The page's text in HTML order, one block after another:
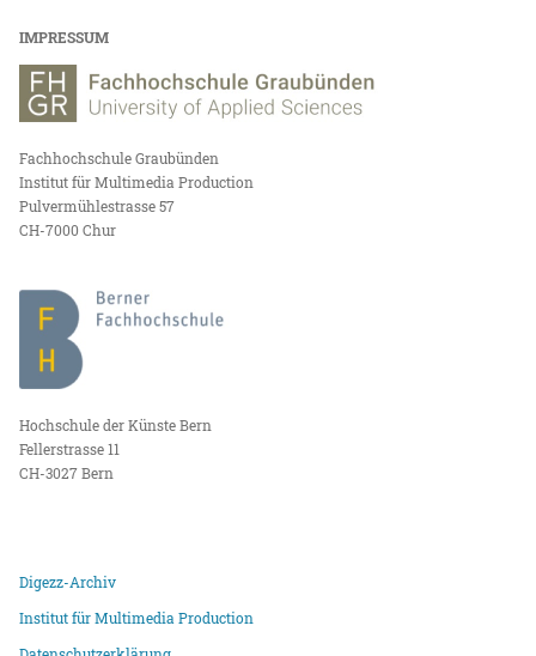
IMPRESSUM
Fachhochschule Graubünden
Institut für Multimedia Production
Pulvermühlestrasse 57
CH-7000 Chur
Hochschule der Künste Bern
Fellerstrasse 11
CH-3027 Bern
Digezz-Archiv
Institut für Multimedia Production